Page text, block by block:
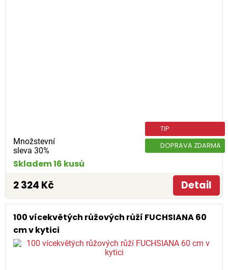
Množstevní
sleva 30%
TIP
DOPRAVA ZDARMA
Skladem 16 kusů
2 324 Kč Detail
100 vícekvětých růžových růží FUCHSIANA 60
cm v kytici